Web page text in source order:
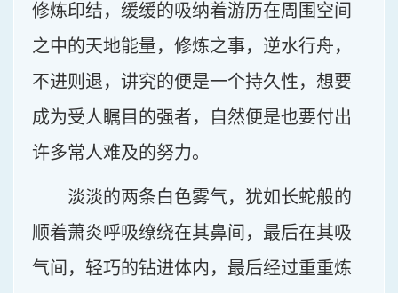
修炼印结，缓缓的吸纳着游历在周围空间
之中的天地能量，修炼之事，逆水行舟，
不进则退，讲究的便是一个持久性，想要
成为受人瞩目的强者，自然便是也要付出
许多常人难及的努力。
淡淡的两条白色雾气，犹如长蛇般的
顺着萧炎呼吸缭绕在其鼻间，最后在其吸
气间，轻巧的钻进体内，最后经过重重炼